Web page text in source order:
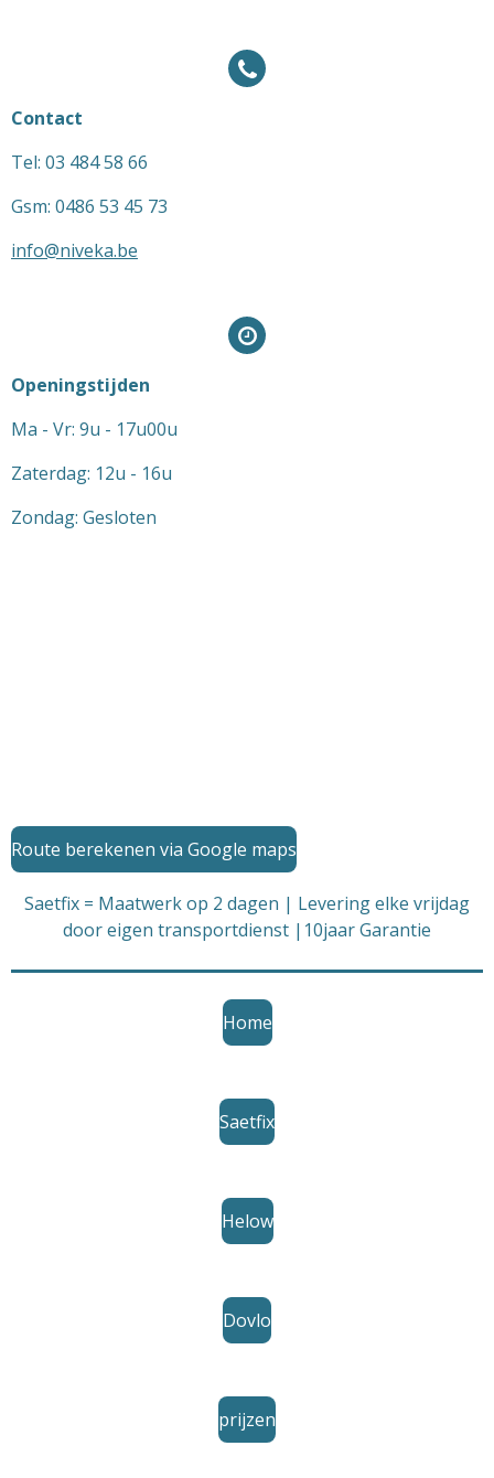
Contact
Tel: 03 484 58 66
Gsm: 0486 53 45 73
info@niveka.be
Openingstijden
Ma - Vr: 9u - 17u00u
Zaterdag: 12u - 16u
Zondag: Gesloten
Route berekenen via Google maps
Saetfix = Maatwerk op 2 dagen | Levering elke vrijdag
door eigen transportdienst |10jaar Garantie
Home
Saetfix
Helow
Dovlo
prijzen